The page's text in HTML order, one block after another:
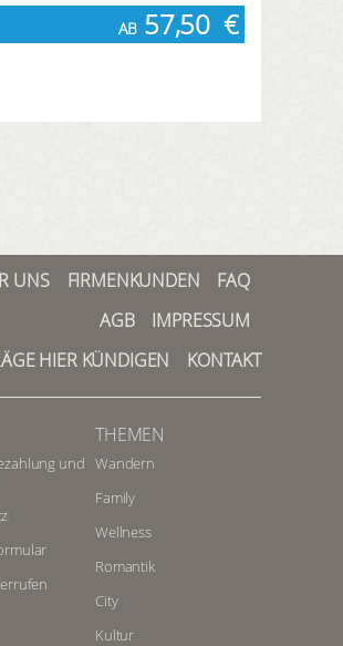
AB 57,50 €
UNS FIRMENKUNDEN
FAQ
AGB
IMPRESSUM
HIER KÜNDIGEN
KONTAKT
und
THEMEN
Wandern
Family
Wellness
Romantik
City
Kultur